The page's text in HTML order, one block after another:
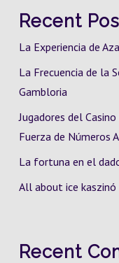
Recent
La Experiencia de
La Frecuencia de la
Gambloria
Jugadores del
Fuerza de Números
La fortuna en el
All about ice kaszinó
Recent